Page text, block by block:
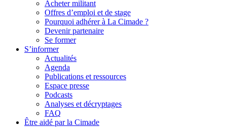
Acheter militant
Offres d’emploi et de stage
Pourquoi adhérer à La Cimade ?
Devenir partenaire
Se former
S’informer
Actualités
Agenda
Publications et ressources
Espace presse
Podcasts
Analyses et décryptages
FAQ
Être aidé par la Cimade